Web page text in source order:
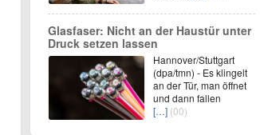
Glasfaser: Nicht an der Haustür unter
Druck setzen lassen
Hannover/Stuttgart
(dpa/tmn) - Es klingelt
an der Tür, man öffnet
und dann fallen
[…] (00)